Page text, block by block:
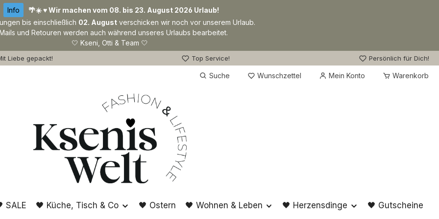
Info
🌴☀️ ♥ Wir machen vom 08. bis 23. August 2026 Urlaub!
bis einschließlich 02. August verschicken wir noch vor unserem Urlaub.
und Retouren werden auch während unseres Urlaubs bearbeitet.
🤍 Kseni, Otti & Team 🤍
Liebe gepackt! Top Service! Persönlich für Dich!
Suche Wunschzettel Du hast 0 Produkte auf dem Merkzettel
Mein Konto Warenkorb
SALE 🖤 Küche, Tisch & Co 🖤 Ostern 🖤 Wohnen & Leben 🖤 Herzensdinge 🖤 Gutscheine